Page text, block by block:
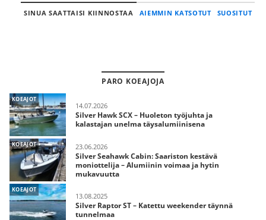
SINUA SAATTAISI KIINNOSTAA AIEMMIN KATSOTUT SUOSITUT
PARO KOEAJOJA
KOEAJOT
14.07.2026
Silver Hawk SCX – Huoleton työjuhta ja
kalastajan unelma täysalumiinisena
KOEAJOT 23.06.2026
Silver Seahawk Cabin: Saariston kestävä
moniottelija – Alumiinin voimaa ja hytin
mukavuutta
KOEAJOT
13.08.2025
Silver Raptor ST – Katettu weekender täynnä
tunnelmaa